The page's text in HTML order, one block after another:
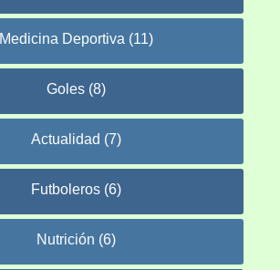
Medicina Deportiva (11)
Goles (8)
Actualidad (7)
Futboleros (6)
Nutrición (6)